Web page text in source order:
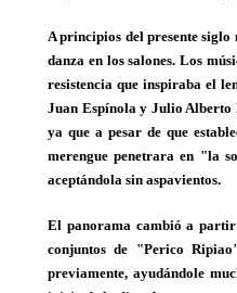
A principios del presente
danza en los salones. Los
resistencia que inspiraba el
Juan Espínola y Julio Alberto
ya que a pesar de que
merengue penetrara en "la
aceptándola sin aspavientos.
El panorama cambió a
conjuntos de "Perico
previamente, ayudándole